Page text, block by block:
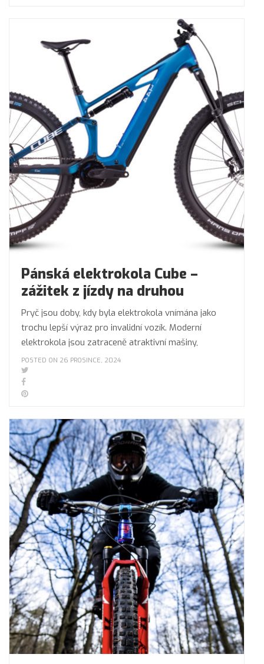
Pánská elektrokola Cube –
zážitek z jízdy na druhou
Pryč jsou doby, kdy byla elektrokola vnímána jako
trochu lepší výraz pro invalidní vozík. Moderní
elektrokola jsou zatraceně atraktivní mašiny,
POSTED ON 26 PROSINCE, 2024